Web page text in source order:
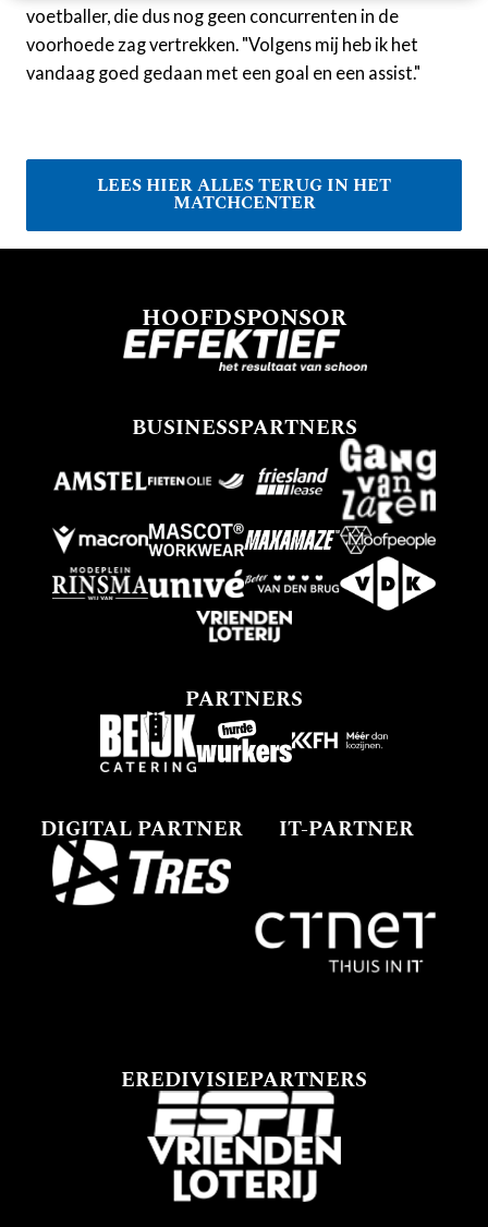
voetballer, die dus nog geen concurrenten in de
voorhoede zag vertrekken. "Volgens mij heb ik het
vandaag goed gedaan met een goal en een assist."
LEES HIER ALLES TERUG IN HET
MATCHCENTER
HOOFDSPONSOR
BUSINESSPARTNERS
PARTNERS
DIGITAL PARTNER IT-PARTNER
EREDIVISIEPARTNERS